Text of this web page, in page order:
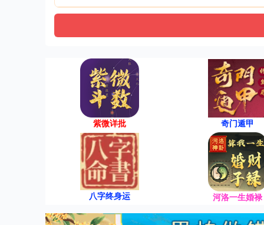
紫微详批 奇门遁甲
八字终身运 河洛一生婚禄